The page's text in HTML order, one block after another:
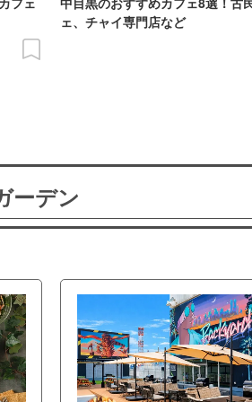
ェ、チャイ専門店など
ーデン